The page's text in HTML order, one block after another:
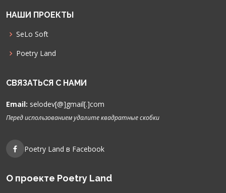
НАШИ ПРОЕКТЫ
SeLo Soft
Poetry Land
СВЯЗАТЬСЯ С НАМИ
Email: selodev[@]gmail[.]com
Перед использованием удалите квадратные скобки
Poetry Land в Facebook
О проекте Poetry Land